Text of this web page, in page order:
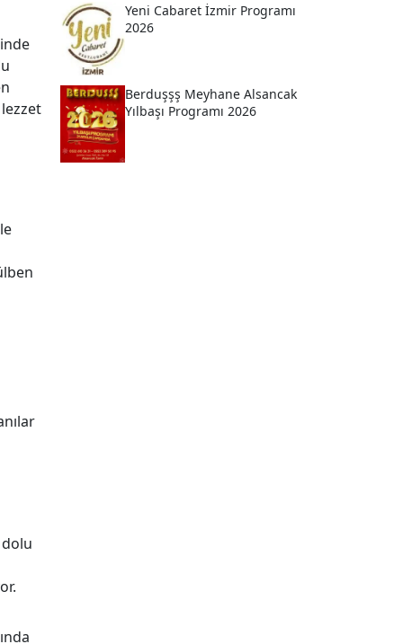
dolu
Yeni Cabaret İzmir Programı
2026
Berduşşş Meyhane Alsancak
Yılbaşı Programı 2026